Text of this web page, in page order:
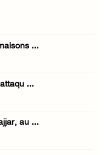
...
...
au ...